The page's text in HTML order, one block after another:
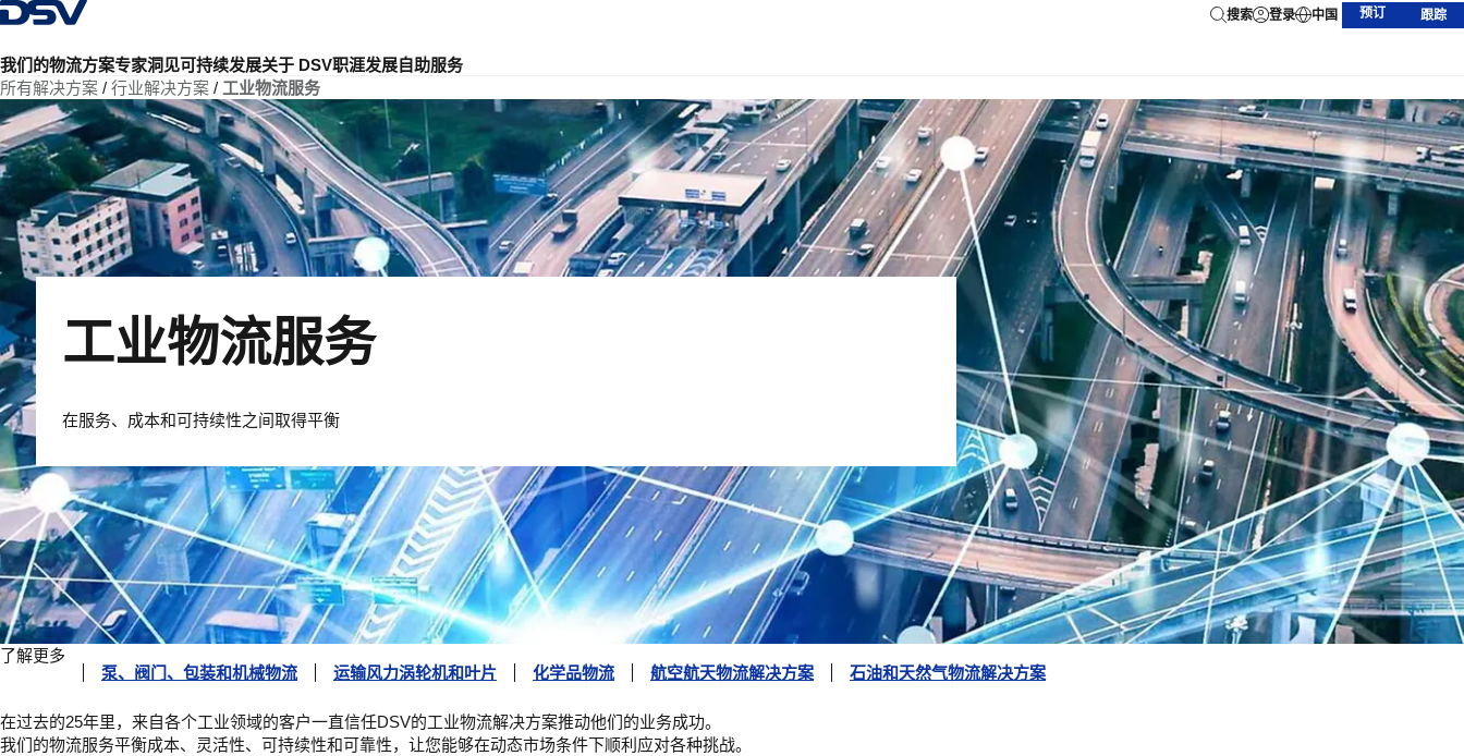
返回首页
我们的物流方案专家洞见可持续发展关于 DSV职涯发展自助服务
搜索 登录 中国 预订 跟踪
所有解决方案 行业解决方案 工业物流服务
工业物流服务
在服务、成本和可持续性之间取得平衡
了解更多
泵、阀门、包装和机械物流
运输风力涡轮机和叶片 化学品物流 航空航天物流解决方案 石油和天然气物流解决方案
在过去的25年里，来自各个工业领域的客户一直信任DSV的工业物流解决方案推动他们的业务成功。
我们的物流服务平衡成本、灵活性、可持续性和可靠性，让您能够在动态市场条件下顺利应对各种挑战。